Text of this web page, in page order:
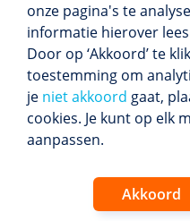
onze pagina's te
informatie hierover
Door op ‘Akkoord’ te
toestemming om
je niet akkoord gaat,
cookies. Je kunt op elk
aanpassen.
Akkoord
Blijf op de hoogte
aanbod en